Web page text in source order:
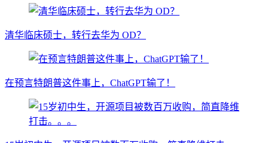
清华临床硕士，转行去华为 OD？
在预言特朗普这件事上，ChatGPT输了！